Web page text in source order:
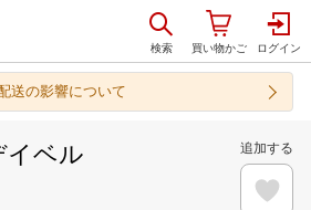
送の影響について
イベル 追加する